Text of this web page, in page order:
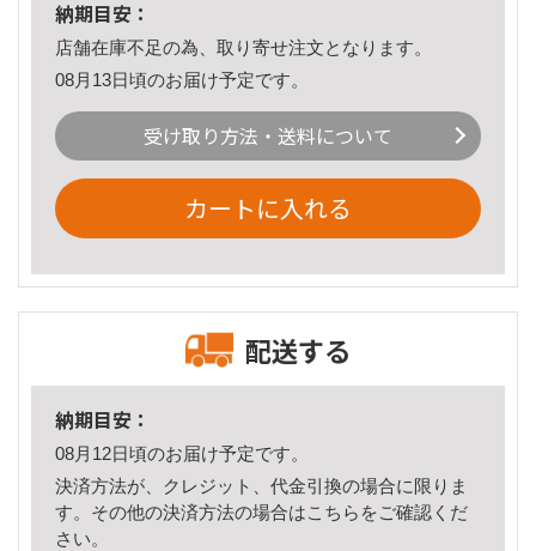
納期目安：
店舗在庫不足の為、取り寄せ注文となります。
08月13日頃のお届け予定です。
受け取り方法・送料について
カートに入れる
配送する
納期目安：
08月12日頃のお届け予定です。
決済方法が、クレジット、代金引換の場合に限りま
す。その他の決済方法の場合はこちら をご確認くだ
さい。